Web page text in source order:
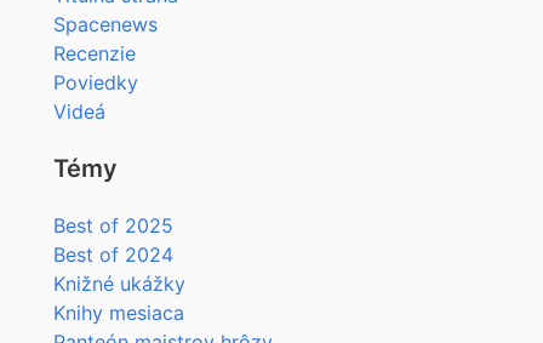
Spacenews
Recenzie
Poviedky
Videá
Témy
Best of 2025
Best of 2024
Knižné ukážky
Knihy mesiaca